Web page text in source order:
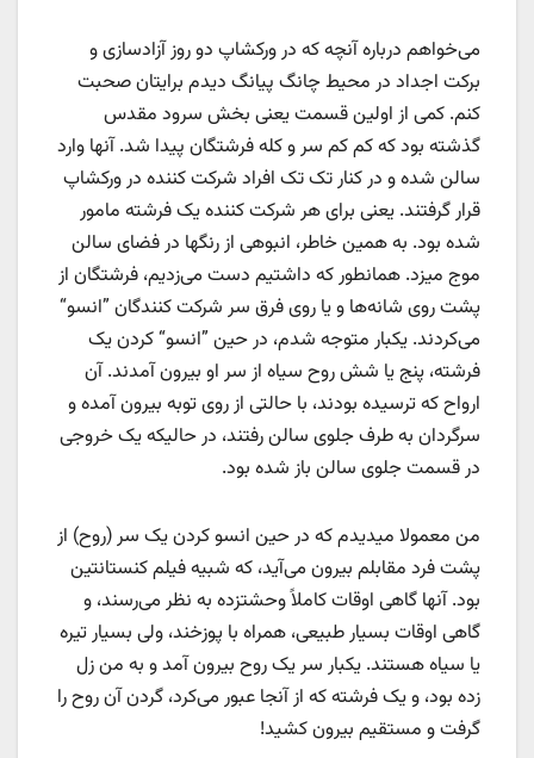
می‌خواهم درباره آنچه که در ورکشاپ دو روز آزادسازی و
برکت اجداد در محیط چانگ پیانگ دیدم برایتان صحبت
کنم. کمی از اولین قسمت یعنی بخش سرود مقدس
گذشته بود که کم کم سر و کله فرشتگان پیدا شد. آنها وارد
سالن شده و در کنار تک تک افراد شرکت کننده در ورکشاپ
قرار گرفتند. یعنی برای هر شرکت کننده یک فرشته‌ مامور
شده بود. به همین خاطر، انبوهی از رنگها در فضای سالن
موج میزد. همانطور که داشتیم دست می‌زدیم، فرشتگان از
پشت روی شانه‌ها و یا روی فرق سر شرکت کنندگان ”انسو“
می‌کردند. یکبار متوجه شدم، در حین ”انسو“ کردن یک
فرشته، پنج یا شش روح سیاه از سر او بیرون آمدند. آن
ارواح که ترسیده بودند، با حالتی از روی توبه بیرون آمده و
سرگردان به طرف جلوی سالن رفتند، در حالیکه یک خروجی
در قسمت جلوی سالن باز شده بود.
من معمولا میدیدم که در حین انسو کردن یک سر (روح) از
پشت فرد مقابلم بیرون می‌آید، که شبیه فیلم کنستانتین
بود. آنها گاهی اوقات کاملاً وحشتزده به نظر می‌رسند، و
گاهی اوقات بسیار طبیعی، همراه با پوزخند، ولی بسیار تیره
یا سیاه هستند. یکبار سر یک روح بیرون آمد و به من زل
زده بود، و یک فرشته که از آنجا عبور می‌کرد، گردن آن روح را
گرفت و مستقیم بیرون کشید!